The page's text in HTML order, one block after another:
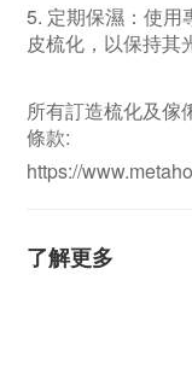
5. 定期保濕：使用
皮梳化，以保持其
所有訂造梳化及傢
條款:
https://
了解更多